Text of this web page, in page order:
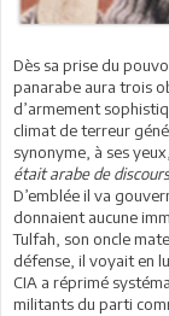
Dès sa prise du
panarabe aura trois
d’armement
climat de terreur
synonyme, à ses
était arabe de
D’emblée il va
donnaient aucune
Tulfah, son oncle
défense, il voyait en
CIA a réprimé
militants du parti